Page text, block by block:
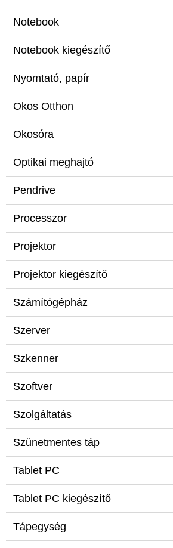
Notebook
Notebook kiegészítő
Nyomtató, papír
Okos Otthon
Okosóra
Optikai meghajtó
Pendrive
Processzor
Projektor
Projektor kiegészítő
Számítógépház
Szerver
Szkenner
Szoftver
Szolgáltatás
Szünetmentes táp
Tablet PC
Tablet PC kiegészítő
Tápegység